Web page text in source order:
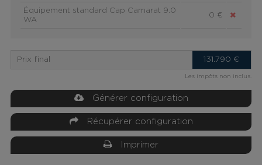
Équipement standard Cap Camarat 9.0
WA
0 €
Prix final 131.790 €
Les impôts non inclus.
Générer configuration
Récupérer configuration
Imprimer